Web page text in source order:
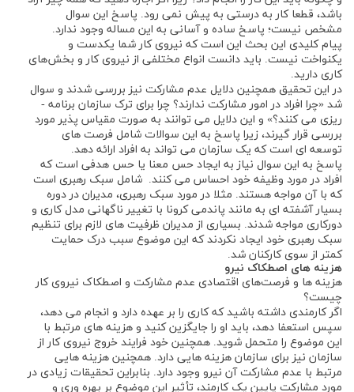
باشد، قطعا کار به درستی به پیش نمی رود. پاسخ این سوال
مشخص نیست؛ پاسخ ساده و آسانی به این مساله وجود ندارد.
پیام کلیدی این بحث این است که نیروی کار شما یکدست و
یکنواخت نیست. باید دانست انواع مختلفی از نیروی کار و بخش‌های
کاری دارید.
در این تحقیق همچنین دلایل عدم مشارکت نیز بررسی شدند و سوال
شد «چرا افراد در امور مشارکت ندارند؟ چرا برای ترک سازمان برنامه ­
ریزی می ­کنند؟» و این دلایل می ‌توانند به صورت مقیاس ‌پذیر مورد
بررسی قرار گیرند، زیرا پاسخ به این سوالات شامل فرصت‌ های
توسعه ‌ای است که یک سازمان می ‌تواند به افراد ارائه دهد.
پاسخ به این سوال نیاز به ایجاد حس معنا یا حس هدفی است که
افراد در مورد وظیفه خود احساس می ‌کنند. شامل سبک رهبری است
که با آن مواجه هستند. مثلا در مورد سبک رهبری، مدیران در دوره
بسیار آشفته ای به مانند پاندمی کرونا با تغییر ناگهانی مدل کاری و
دورکاری مواجه شدند. بسیاری از مدیران ظرفیت های لازم برای تنظیم
سبک رهبری خود ایجاد نکردند که این موضوع سبب درک حمایت
کمتر از سوی کارکنان شد.
هزینه ‌های اصطکاک نیرو
هزینه ‌ها و فرصت‌های اقتصادی عدم مشارکت و اصطکاک نیروی کار
چیست؟
اگر کارمندی داشته باشید که کاری را بر عهده دارد و انجام می دهد،
سپس استعفا دهد، باید او را جایگزین کنید و هزینه های مرتبط با
این موضوع را متحمل شوید. همچنین خود فرایند خروج نیروی کار از
سازمان نیز برای سازمان هزینه هایی دارد. همچنین هزینه ‌هایی
مرتبط با عدم مشارکت آن نیرو وجود دارد. بنابراین تحقیقات زیادی در
مورد مشارکت پایین یک کارمند، تأثیر این موضوع بر بهره‌ وری و